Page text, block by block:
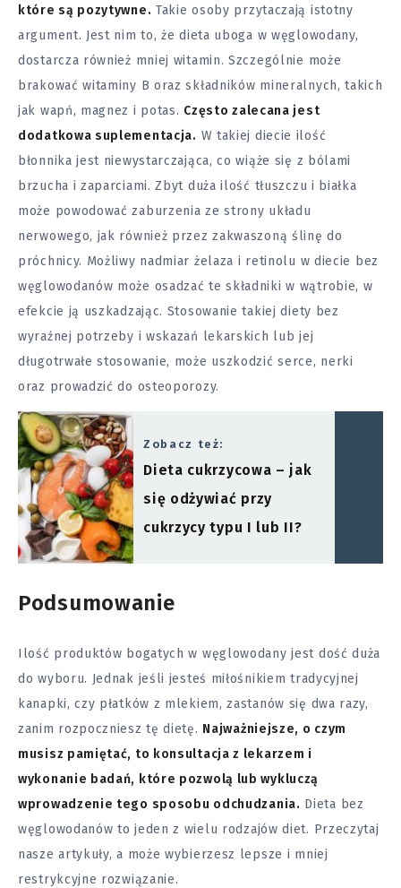
które są pozytywne. Takie osoby przytaczają istotny
argument. Jest nim to, że dieta uboga w węglowodany,
dostarcza również mniej witamin. Szczególnie może
brakować witaminy B oraz składników mineralnych, takich
jak wapń, magnez i potas. Często zalecana jest
dodatkowa suplementacja. W takiej diecie ilość
błonnika jest niewystarczająca, co wiąże się z bólami
brzucha i zaparciami. Zbyt duża ilość tłuszczu i białka
może powodować zaburzenia ze strony układu
nerwowego, jak również przez zakwaszoną ślinę do
próchnicy. Możliwy nadmiar żelaza i retinolu w diecie bez
węglowodanów może osadzać te składniki w wątrobie, w
efekcie ją uszkadzając. Stosowanie takiej diety bez
wyraźnej potrzeby i wskazań lekarskich lub jej
długotrwałe stosowanie, może uszkodzić serce, nerki
oraz prowadzić do osteoporozy.
Zobacz też:
Dieta cukrzycowa – jak
się odżywiać przy
cukrzycy typu I lub II?
Podsumowanie
Ilość produktów bogatych w węglowodany jest dość duża
do wyboru. Jednak jeśli jesteś miłośnikiem tradycyjnej
kanapki, czy płatków z mlekiem, zastanów się dwa razy,
zanim rozpoczniesz tę dietę. Najważniejsze, o czym
musisz pamiętać, to konsultacja z lekarzem i
wykonanie badań, które pozwolą lub wykluczą
wprowadzenie tego sposobu odchudzania. Dieta bez
węglowodanów to jeden z wielu rodzajów diet. Przeczytaj
nasze artykuły, a może wybierzesz lepsze i mniej
restrykcyjne rozwiązanie.